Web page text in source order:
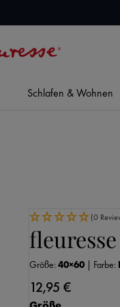
Schlafen & Wohnen
(0
Größe: 40×60 | Farbe:
12,95 €